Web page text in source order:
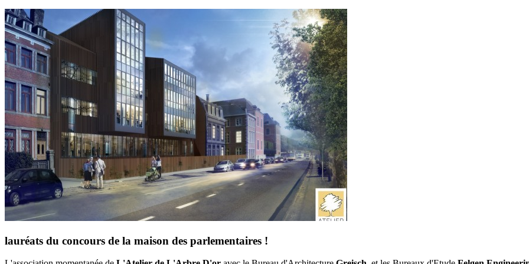
lauréats du concours de la maison des parlementaires !